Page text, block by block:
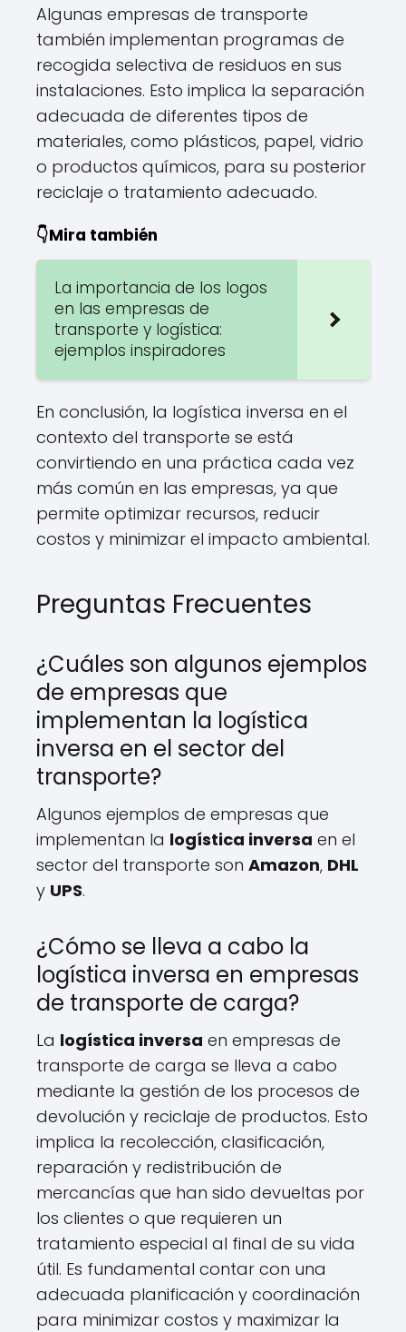
Algunas empresas de transporte
también implementan programas de
recogida selectiva de residuos en sus
instalaciones. Esto implica la separación
adecuada de diferentes tipos de
materiales, como plásticos, papel, vidrio
o productos químicos, para su posterior
reciclaje o tratamiento adecuado.
👇Mira también
La importancia de los logos
en las empresas de
transporte y logística:
ejemplos inspiradores
En conclusión, la logística inversa en el
contexto del transporte se está
convirtiendo en una práctica cada vez
más común en las empresas, ya que
permite optimizar recursos, reducir
costos y minimizar el impacto ambiental.
Preguntas Frecuentes
¿Cuáles son algunos ejemplos
de empresas que
implementan la logística
inversa en el sector del
transporte?
Algunos ejemplos de empresas que
implementan la logística inversa en el
sector del transporte son Amazon, DHL
y UPS.
¿Cómo se lleva a cabo la
logística inversa en empresas
de transporte de carga?
La logística inversa en empresas de
transporte de carga se lleva a cabo
mediante la gestión de los procesos de
devolución y reciclaje de productos. Esto
implica la recolección, clasificación,
reparación y redistribución de
mercancías que han sido devueltas por
los clientes o que requieren un
tratamiento especial al final de su vida
útil. Es fundamental contar con una
adecuada planificación y coordinación
para minimizar costos y maximizar la